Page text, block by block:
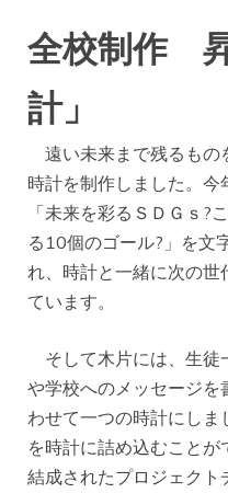
全校制作
計」
遠い未来まで残るもの
時計を制作しました。今
「未来を彩るＳＤＧｓ?
る10個のゴール?」を文
れ、時計と一緒に次の世
ています。
そして木片には、生徒
や学校へのメッセージを
わせて一つの時計にし
を時計に詰め込むこと
結成されたプロジェクト